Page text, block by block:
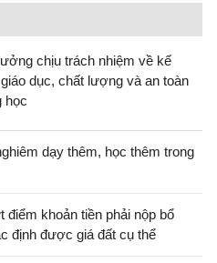
chịu trách nhiệm về kế
dục, chất lượng và an toàn
học
dạy thêm, học thêm trong
khoản tiền phải nộp bổ
định được giá đất cụ thể